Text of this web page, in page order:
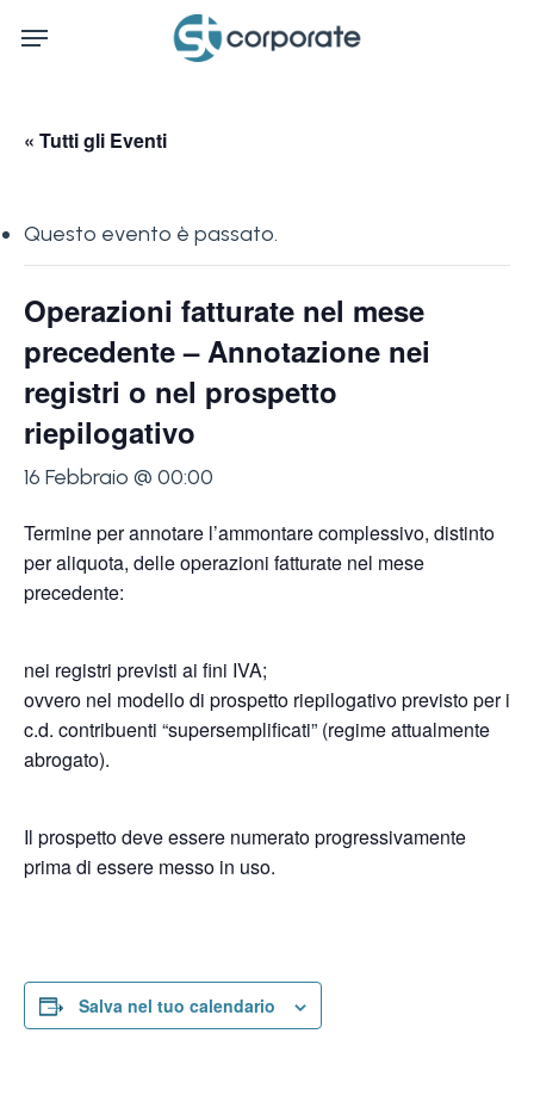
Menu
« Tutti gli Eventi
Questo evento è passato.
Operazioni fatturate nel mese
precedente – Annotazione nei
registri o nel prospetto
riepilogativo
16 Febbraio @ 00:00
Termine per annotare l’ammontare complessivo, distinto
per aliquota, delle operazioni fatturate nel mese
precedente:
nei registri previsti ai fini IVA;
ovvero nel modello di prospetto riepilogativo previsto per i
c.d. contribuenti “supersemplificati” (regime attualmente
abrogato).
Il prospetto deve essere numerato progressivamente
prima di essere messo in uso.
Salva nel tuo calendario